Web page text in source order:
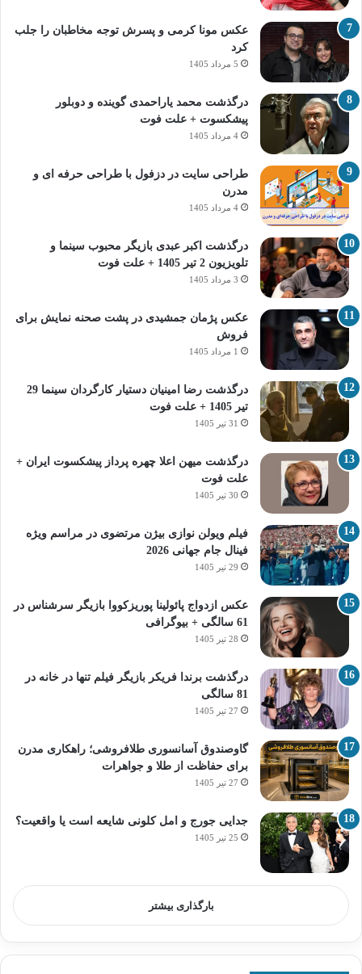
عکس مونا کرمی و پسرش توجه مخاطبان را جلب
کرد
5 مرداد 1405
درگذشت محمد یاراحمدی گوینده و دوبلور
پیشکسوت + علت فوت
4 مرداد 1405
طراحی سایت در دزفول با طراحی حرفه‌ ای و
مدرن
4 مرداد 1405
درگذشت اکبر عبدی بازیگر محبوب سینما و
تلویزیون 2 تیر 1405 + علت فوت
3 مرداد 1405
عکس پژمان جمشیدی در پشت صحنه نمایش برای
فروش
1 مرداد 1405
درگذشت رضا امینیان دستیار کارگردان سینما 29
تیر 1405 + علت فوت
31 تیر 1405
درگذشت میهن اعلا چهره پرداز پیشکسوت ایران +
علت فوت
30 تیر 1405
فیلم ویولن نوازی بیژن مرتضوی در مراسم ویژه
فینال جام جهانی 2026
29 تیر 1405
عکس ازدواج پائولینا پوریزکووا بازیگر سرشناس در
61 سالگی + بیوگرافی
28 تیر 1405
درگذشت برندا فریکر بازیگر فیلم تنها در خانه در
81 سالگی
27 تیر 1405
گاوصندوق آسانسوری طلافروشی؛ راهکاری مدرن
برای حفاظت از طلا و جواهرات
27 تیر 1405
جدایی جورج و امل کلونی شایعه است یا واقعیت؟
25 تیر 1405
بارگذاری بیشتر